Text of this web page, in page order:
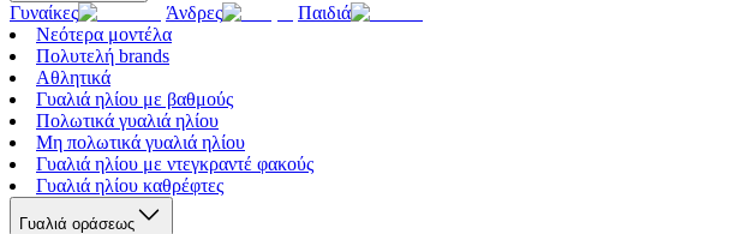
Γυναίκες Άνδρες
Παιδιά
Νεότερα μοντέλα
Πολυτελή brands
Αθλητικά
Γυαλιά ηλίου με βαθμούς
Πολωτικά γυαλιά ηλίου
Μη πολωτικά γυαλιά ηλίου
Γυαλιά ηλίου με ντεγκραντέ φακούς
Γυαλιά ηλίου καθρέφτες
Γυαλιά οράσεως